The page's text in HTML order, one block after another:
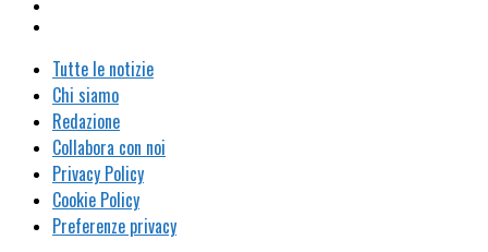
Tutte le notizie
Chi siamo
Redazione
Collabora con noi
Privacy Policy
Cookie Policy
Preferenze privacy